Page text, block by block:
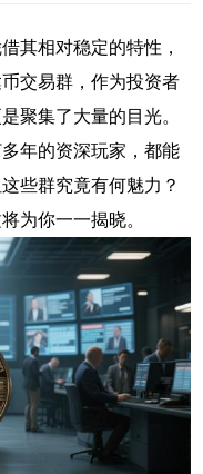
其相对稳定的特性，
交易群，作为投资者
聚集了大量的目光。
年的资深玩家，都能
些群究竟有何魅力？
为你一一揭晓。